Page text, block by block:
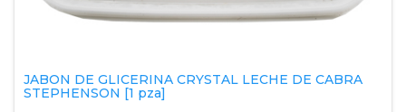
JABON DE GLICERINA CRYSTAL LECHE DE CABRA
STEPHENSON [1 pza]